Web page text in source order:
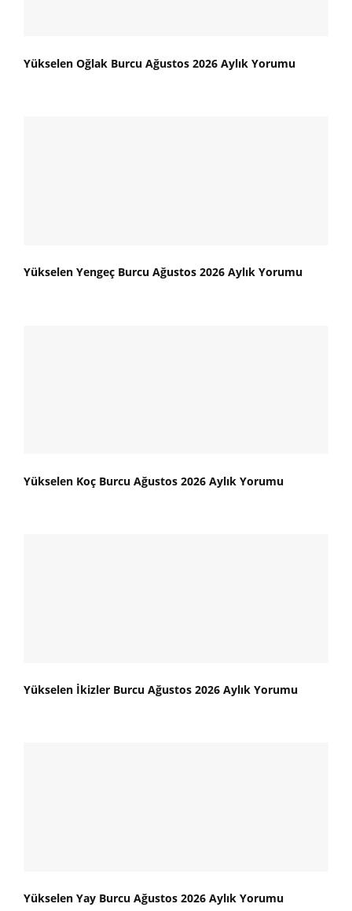
Yükselen Oğlak Burcu Ağustos 2026 Aylık Yorumu
Yükselen Yengeç Burcu Ağustos 2026 Aylık Yorumu
Yükselen Koç Burcu Ağustos 2026 Aylık Yorumu
Yükselen İkizler Burcu Ağustos 2026 Aylık Yorumu
Yükselen Yay Burcu Ağustos 2026 Aylık Yorumu